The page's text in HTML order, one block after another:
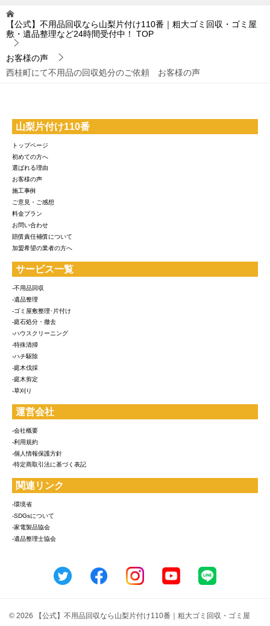
【公式】不用品回収なら山梨片付け110番｜粗大ゴミ回収・ゴミ屋
敷・遺品整理など24時間受付中！
TOP
お客様の声
西桂町にて不用品の回収処分のご依頼 お客様の声
山梨片付け110番
トップページ
初めての方へ
選ばれる理由
お客様の声
施工事例
ご意見・ご感想
料金プラン
お問い合わせ
賠償責任補償について
加盟希望の業者の方へ
サービス一覧
-不用品回収
-遺品整理
-ゴミ屋敷整理･片付け
-庭石処分・撤去
-ハウスクリーニング
-特殊清掃
-ハチ駆除
-庭木伐採
-庭木剪定
-草刈り
運営会社
-会社概要
-利用規約
-個人情報保護方針
-特定商取引法に基づく表記
関連リンク
-環境省
-SDGsについて
-家電製品協会
-遺品整理士協会
© 2026 【公式】不用品回収なら山梨片付け110番｜粗大ゴミ回収・ゴミ屋